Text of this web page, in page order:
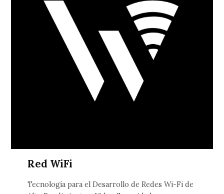
Red WiFi
Tecnología para el Desarrollo de Redes Wi-Fi de